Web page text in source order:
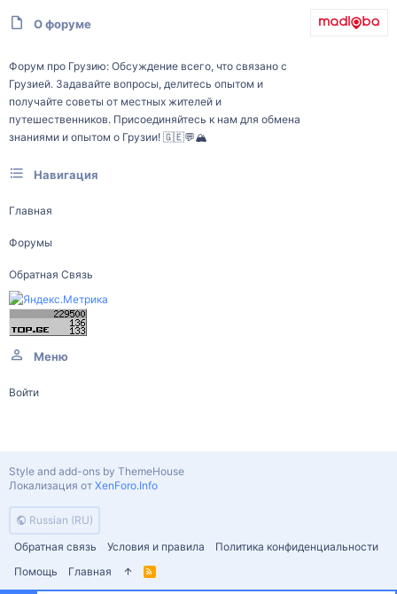
О форуме
Форум про Грузию: Обсуждение всего, что связано с
Грузией. Задавайте вопросы, делитесь опытом и
получайте советы от местных жителей и
путешественников. Присоединяйтесь к нам для обмена
знаниями и опытом о Грузии! 🇬🇪💬🏔️
Навигация
Главная
Форумы
Обратная Связь
Меню
Войти
Russian (RU)
Обратная связь
Условия и правила
Политика конфиденциальности
Помощь
Главная
R
Style and add-ons by ThemeHouse
Локализация от XenForo.Info